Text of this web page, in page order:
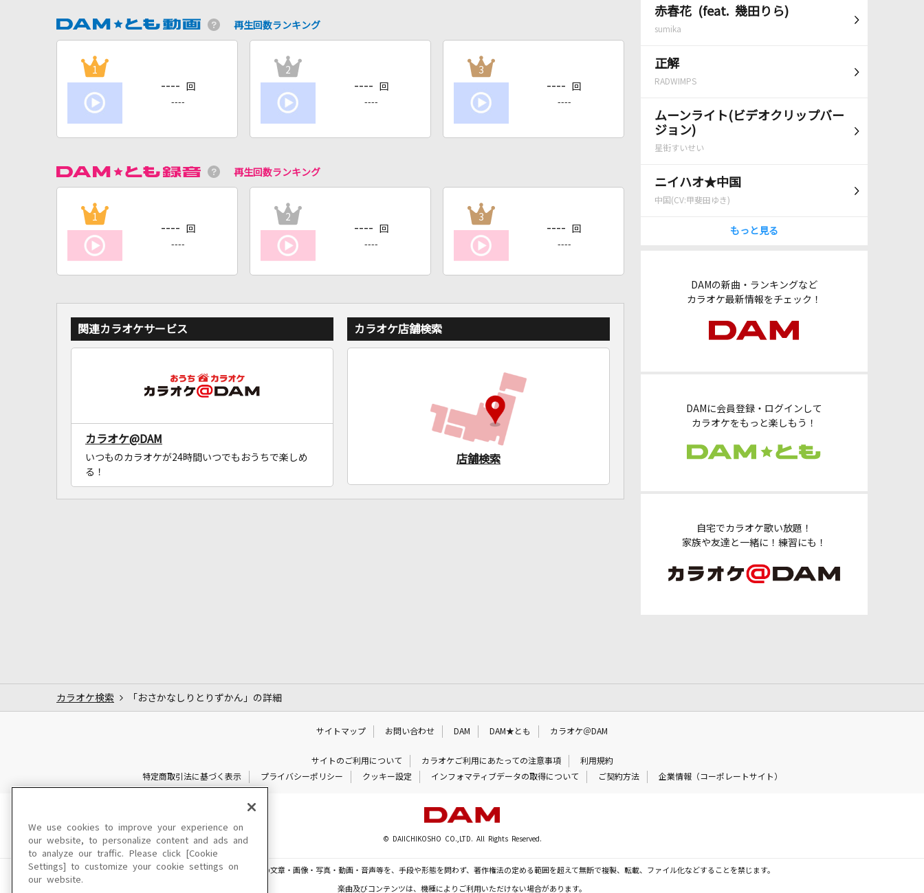
赤春花 (feat. 幾田りら)
sumika
正解
RADWIMPS
ムーンライト(ビデオクリップバー
ジョン)
星街すいせい
ニイハオ★中国
中国(CV:甲斐田ゆき)
もっと見る
DAMの新曲・ランキングなど
カラオケ最新情報をチェック！
DAMに会員登録・ログインして
カラオケをもっと楽しもう！
自宅でカラオケ歌い放題！
家族や友達と一緒に！練習にも！
再生回数ランキング
1
---- 回
----
2
---- 回
----
3
---- 回
----
再生回数ランキング
1
---- 回
----
2
---- 回
----
3
---- 回
----
関連カラオケサービス
カラオケ@DAM
いつものカラオケが24時間いつでもおうちで楽しめ
る！
カラオケ店舗検索
店舗検索
カラオケ検索 「おさかなしりとりずかん」の詳細
サイトマップ お問い合わせ DAM DAM★とも カラオケ＠DAM
サイトのご利用について カラオケご利用にあたっての注意事項
利用規約
特定商取引法に基づく表示
プライバシーポリシー クッキー設定 インフォマティブデータの取得について ご契約方法 企業情報（コーポレートサイト）
© DAIICHIKOSHO CO.,LTD. All Rights Reserved.
このサイトに掲載されている一切の文章・画像・写真・動画・音声等を、手段や形態を問わず、著作権法の定める範囲を超えて無断で複製、転載、ファイル化などすることを禁じます。
楽曲及びコンテンツは、機種によりご利用いただけない場合があります。
We use cookies to improve your experience on
our website, to personalize content and ads and
to analyze our traffic. Please click [Cookie
Settings] to customize your cookie settings on
our website.